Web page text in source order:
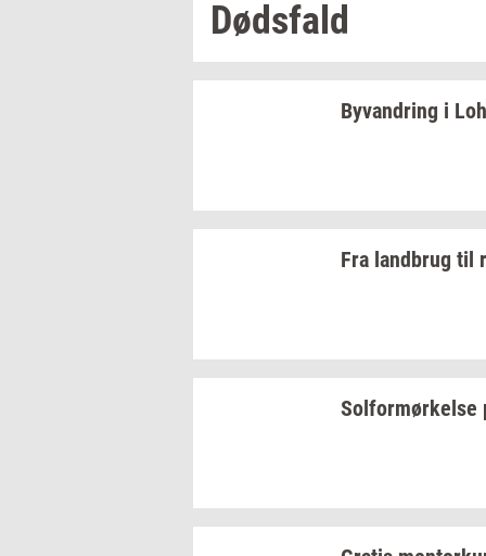
Døds­fald
Byvan­dring i
Fra land­brug til
Sol­for­mør­kel­se